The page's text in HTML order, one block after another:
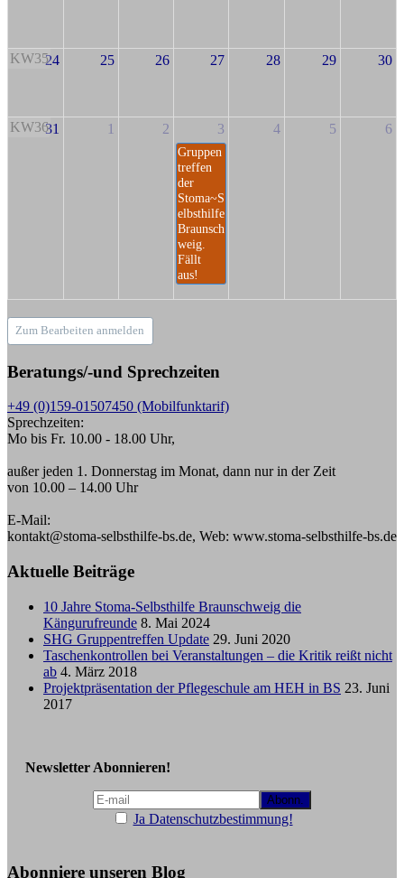
KW3524 25 26 27 28 29 30
KW3631 1 2 3
Gruppen
treffen
der
Stoma~S
elbsthilfe
Braunsch
weig.
Fällt
aus!
4 5 6
Zum Bearbeiten anmelden
Beratungs/-und Sprechzeiten
+49 (0)159-01507450 (Mobilfunktarif)
Sprechzeiten:
Mo bis Fr. 10.00 - 18.00 Uhr,
außer jeden 1. Donnerstag im Monat, dann nur in der Zeit
von 10.00 – 14.00 Uhr
E-Mail:
kontakt@stoma-selbsthilfe-bs.de, Web: www.stoma-selbsthilfe-bs.de
Aktuelle Beiträge
10 Jahre Stoma-Selbsthilfe Braunschweig die
Kängurufreunde 8. Mai 2024
SHG Gruppentreffen Update 29. Juni 2020
Taschenkontrollen bei Veranstaltungen – die Kritik reißt nicht
ab 4. März 2018
Projektpräsentation der Pflegeschule am HEH in BS 23. Juni
2017
Newsletter Abonnieren!
Ja Datenschutzbestimmung!
Abonniere unseren Blog